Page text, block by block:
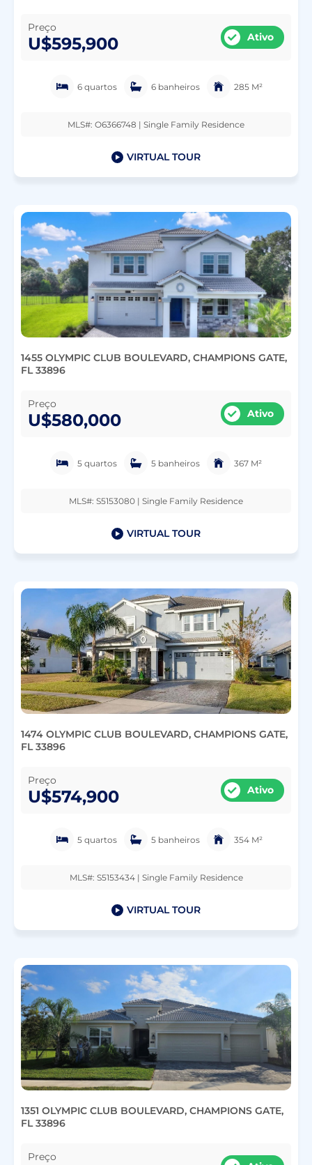
Preço
U$595,900 Ativo
6 quartos 6 banheiros 285 M²
MLS#: O6366748 | Single Family Residence
VIRTUAL TOUR
1455 OLYMPIC CLUB BOULEVARD, CHAMPIONS GATE,
FL 33896
Preço
U$580,000 Ativo
5 quartos 5 banheiros 367 M²
MLS#: S5153080 | Single Family Residence
VIRTUAL TOUR
1474 OLYMPIC CLUB BOULEVARD, CHAMPIONS GATE,
FL 33896
Preço
U$574,900 Ativo
5 quartos 5 banheiros 354 M²
MLS#: S5153434 | Single Family Residence
VIRTUAL TOUR
1351 OLYMPIC CLUB BOULEVARD, CHAMPIONS GATE,
FL 33896
Preço